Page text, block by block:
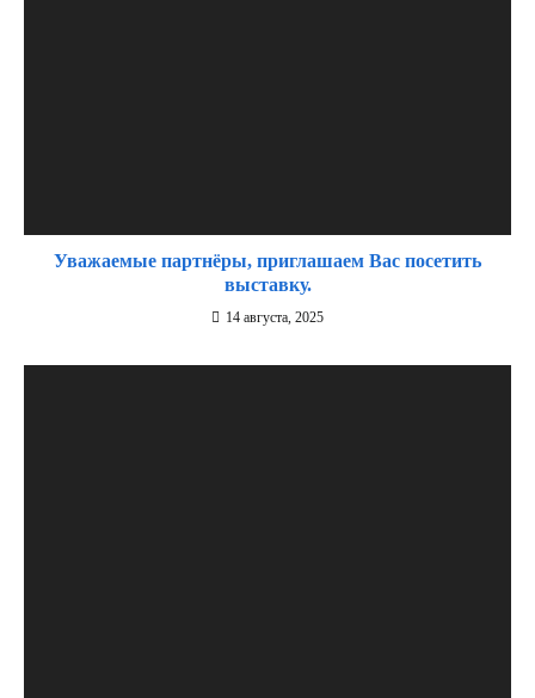
Уважаемые партнёры, приглашаем Вас посетить
выставку.
14 августа, 2025